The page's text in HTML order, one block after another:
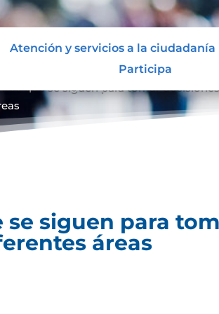
Atención y servicios a la ciudadanía
Participa
que se siguen para tomar
siguen para
áreas